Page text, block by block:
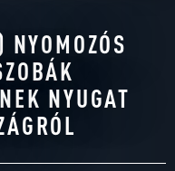
NYUGAT